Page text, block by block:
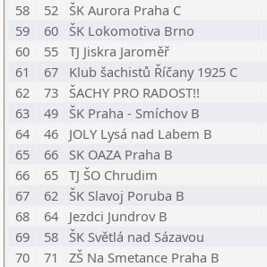
58
52 ŠK Aurora Praha C
59
60 ŠK Lokomotiva Brno
60
55 TJ Jiskra Jaroměř
61
67 Klub šachistů Říčany 1925 C
62
73 ŠACHY PRO RADOST!!
63
49 ŠK Praha - Smíchov B
64
46 JOLY Lysá nad Labem B
65
66 SK OAZA Praha B
66
65 TJ ŠO Chrudim
67
62 ŠK Slavoj Poruba B
68
64 Jezdci Jundrov B
69
58 ŠK Světlá nad Sázavou
70
71 ZŠ Na Smetance Praha B